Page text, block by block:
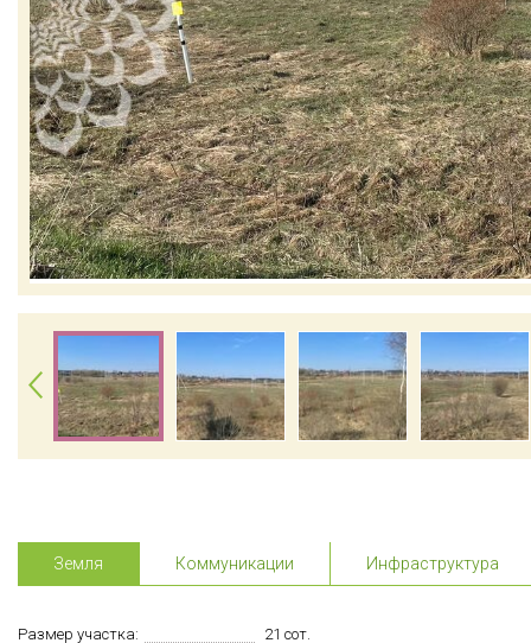
Земля Коммуникации Инфраструктура
Размер участка:
21 сот.